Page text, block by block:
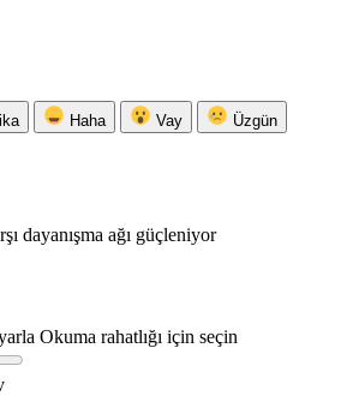
Haha Vay Üzgün
dayanışma ağı güçleniyor
Okuma rahatlığı için seçin